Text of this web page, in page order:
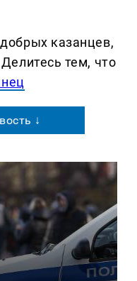
казанцев,
тем, что
↓